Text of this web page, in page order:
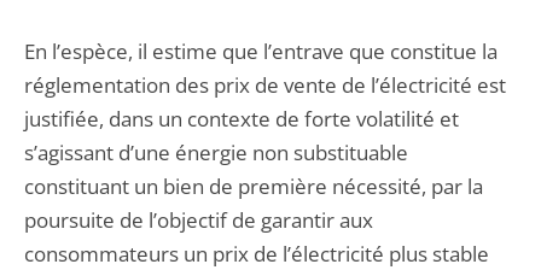
En l’espèce, il estime que l’entrave que constitue la
réglementation des prix de vente de l’électricité est
justifiée, dans un contexte de forte volatilité et
s’agissant d’une énergie non substituable
constituant un bien de première nécessité, par la
poursuite de l’objectif de garantir aux
consommateurs un prix de l’électricité plus stable